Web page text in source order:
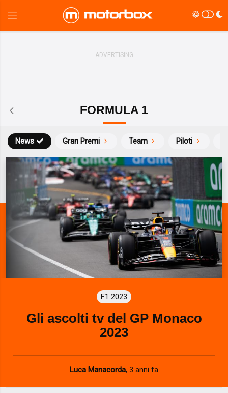
FORMULA 1
News Gran Premi Team Piloti
F1 2023
Gli ascolti tv del GP Monaco
2023
Luca Manacorda, 3 anni fa